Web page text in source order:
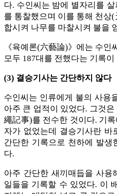
다. 수인씨는 밤에 별자리를
를 통찰했으며 이를 통해 천상
합시켜 나무를 마찰시켜 불을
《육예론(六藝論)》에는 수인
모두 187대를 전했다는 기록이
(3) 결승기사는 간단하지 않다
수인씨는 인류에게 불의 사용
아주 큰 업적이 있었다. 그것
繩記事)를 전수한 것이다. 기
자가 없었는데 결승기사란 바
간단한 기록으로 천하에 발생
다.
아주 간단한 새끼매듭을 사용
일들을 기록할 수 있었다. 이